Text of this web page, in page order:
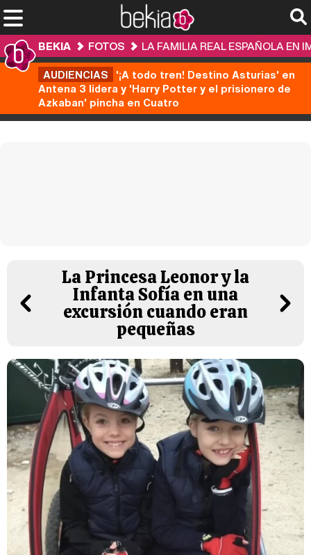
BEKIA FOTOS
LA FAMILIA REAL ESPAÑOLA EN
AUDIENCIAS '¡A todo tren! Destino Asturias' en
Antena 3 lidera y 'Harry Potter y el prisionero de
Azkaban' pincha en Cuatro
La Princesa Leonor y la
Infanta Sofía en una
excursión cuando eran
pequeñas